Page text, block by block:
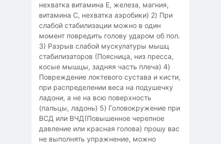
нехватка витамина E, железа, магния,
витамина C, нехватка аэробики) 2) При
слабой стабилизации можно в один
момент повредить голову ударом об пол.
3) Разрыв слабой мускулатуры мышц
стабилизаторов (Поясница, низ пресса,
косые мышцы, задняя часть плеча) 4)
Повреждение локтевого сустава и кисти,
при распределении веса на подушечку
ладони, а не на всю поверхность
(пальцы, ладонь) 5) Головокружение при
ВСД или ВЧД(Повышенное черепное
давление или красная голова) прошу вас
не выполнять упражнение, можно